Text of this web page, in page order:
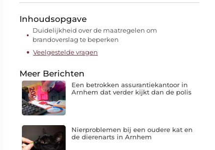
Inhoudsopgave
Duidelijkheid over de maatregelen om
brandoverslag te beperken
Veelgestelde vragen
Meer Berichten
Een betrokken assurantiekantoor in
Arnhem dat verder kijkt dan de polis
Nierproblemen bij een oudere kat en
de dierenarts in Arnhem